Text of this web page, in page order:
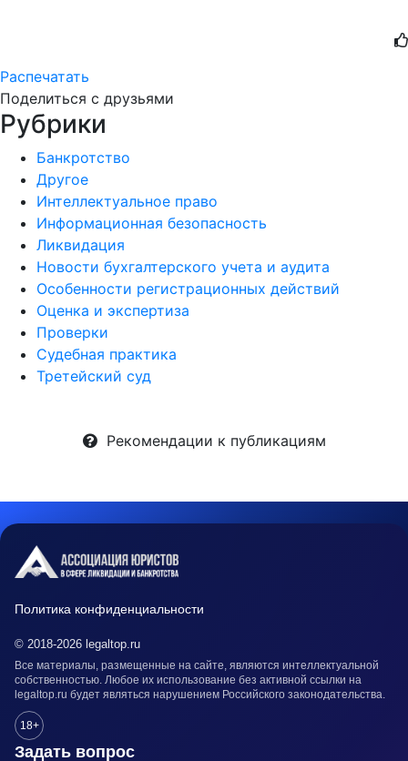
Распечатать
Поделиться с друзьями
Рубрики
Банкротство
Другое
Интеллектуальное право
Информационная безопасность
Ликвидация
Новости бухгалтерского учета и аудита
Особенности регистрационных действий
Оценка и экспертиза
Проверки
Судебная практика
Третейский суд
Рекомендации к публикациям
Политика конфиденциальности
© 2018-2026 legaltop.ru
Все материалы, размещенные на сайте, являются интеллектуальной
собственностью. Любое их использование без активной ссылки на
legaltop.ru будет являться нарушением Российского законодательства.
18+
Задать вопрос